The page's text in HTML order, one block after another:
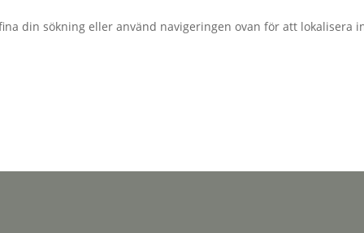
din sökning eller använd navigeringen ovan för att lokalisera